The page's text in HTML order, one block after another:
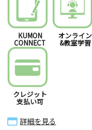
KUMON
CONNECT
オンライン
&教室学習
クレジット
支払い可
詳細を見る